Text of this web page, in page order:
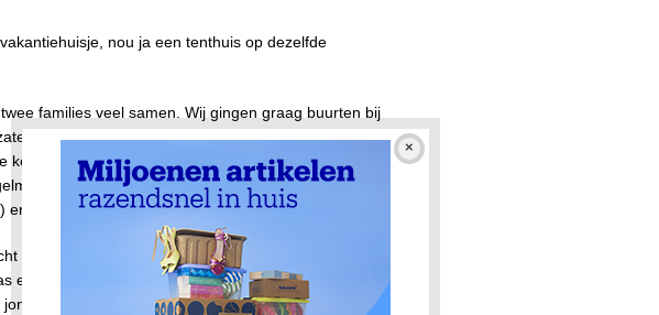
nou ja een tenthuis op dezelfde
families veel samen. Wij gingen graag buurten bij
Het was er beregezellig. Vaak gingen we pesten,
spelen. Ome Sjors speelde tijdens het pesten
van geniepige onhoorbare stinkende windjes en
ervan dat wij dat deden.
niet gedaan hadden en dan had hij de grootste lol.
een favoriet onderwerp van hem. Soms begon hij te
had gelegd. Ook dan zat hij met een lachend